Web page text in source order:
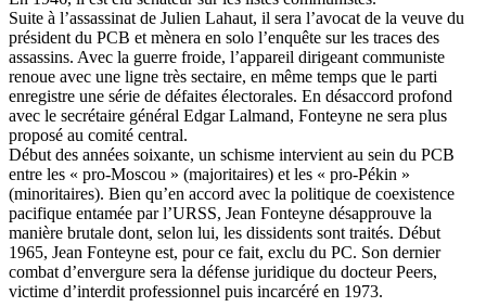
Suite à l’assassinat de Julien Lahaut, il sera l’avocat de la veuve du
président du PCB et mènera en solo l’enquête sur les traces des
assassins. Avec la guerre froide, l’appareil dirigeant communiste
renoue avec une ligne très sectaire, en même temps que le parti
enregistre une série de défaites électorales. En désaccord profond
avec le secrétaire général Edgar Lalmand, Fonteyne ne sera plus
proposé au comité central.
Début des années soixante, un schisme intervient au sein du PCB
entre les « pro-Moscou » (majoritaires) et les « pro-Pékin »
(minoritaires). Bien qu’en accord avec la politique de coexistence
pacifique entamée par l’URSS, Jean Fonteyne désapprouve la
manière brutale dont, selon lui, les dissidents sont traités. Début
1965, Jean Fonteyne est, pour ce fait, exclu du PC. Son dernier
combat d’envergure sera la défense juridique du docteur Peers,
victime d’interdit professionnel puis incarcéré en 1973.